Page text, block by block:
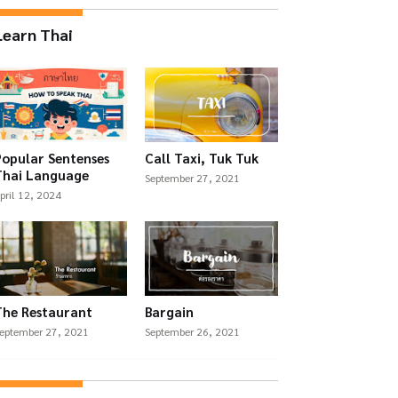
Thai
Sentenses
Language
12, 2024
Call Taxi, Tuk Tuk
September 27, 2021
Restaurant
27, 2021
Bargain
September 26, 2021